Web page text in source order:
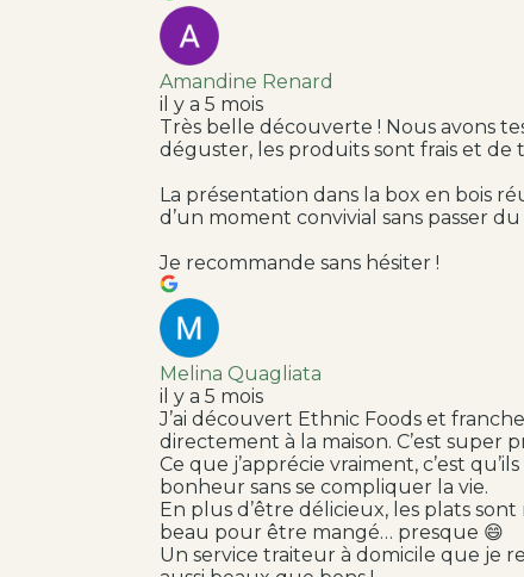
Amandine Renard
il y a 5 mois
Très belle découverte ! Nous avons
déguster, les produits sont frais et de
La présentation dans la box en bois
d’un moment convivial sans passer
Je recommande sans hésiter !
Melina Quagliata
il y a 5 mois
J’ai découvert Ethnic Foods et
directement à la maison. C’est super
Ce que j’apprécie vraiment, c’est
bonheur sans se compliquer la vie.
En plus d’être délicieux, les plats
beau pour être mangé… presque 😄
Un service traiteur à domicile que je